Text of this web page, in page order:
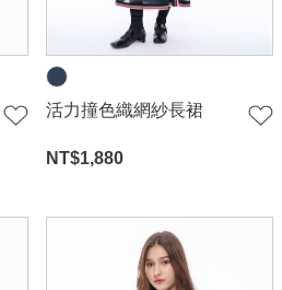
活力撞色織網紗長裙
NT$1,880